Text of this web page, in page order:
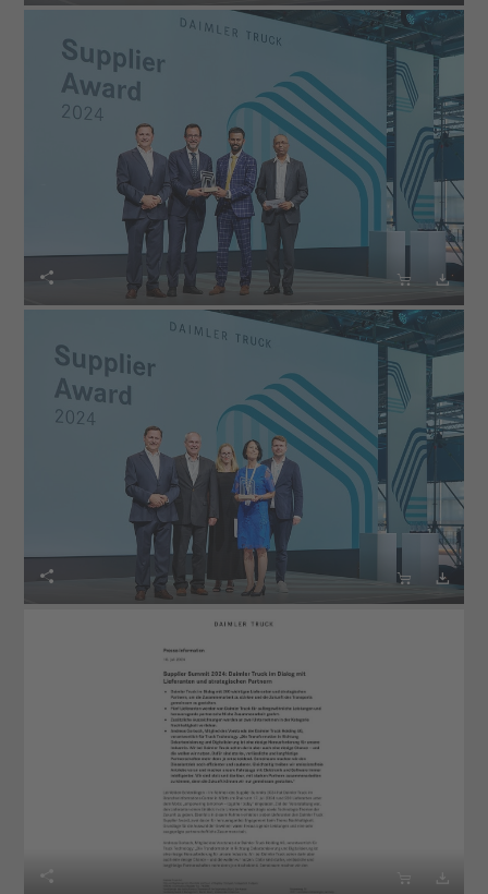
  
  
  